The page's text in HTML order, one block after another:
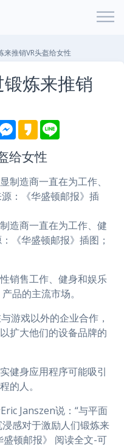
推销VR头盔给女性
炼来推销
M
e
s
e
g
e
r
K
a
a
o
给女性
造商一直在为工作、健
《华盛顿邮报》插图；
销售工作、健身和娱乐
品的主流市场。
游戏以外的企业合作，
扩大他们的设备品牌的
健身应用程序可能吸引
的人。
Janszen说：“与平面
感对于激励人们锻炼来
顿邮报》 阅读全文-可